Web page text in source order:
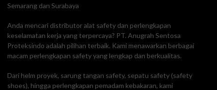
Semarang dan Surabaya
Anda mencari distributor alat safety dan perlengkapan
keselamatan kerja yang terpercaya? PT. Anugrah Sentosa
Proteksindo adalah pilihan terbaik. Kami menawarkan berbagai
macam perlengkapan safety yang lengkap dan berkualitas.
Dari helm proyek, sarung tangan safety, sepatu safety (safety
shoes), hingga perlengkapan pemadam kebakaran, kami